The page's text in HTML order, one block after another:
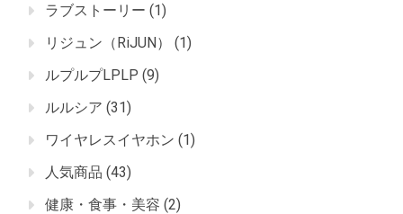
ラブストーリー (1)
リジュン（RiJUN）
(1)
ルプルプLPLP (9)
ルルシア (31)
ワイヤレスイヤホン (1)
人気商品 (43)
健康・食事・美容 (2)